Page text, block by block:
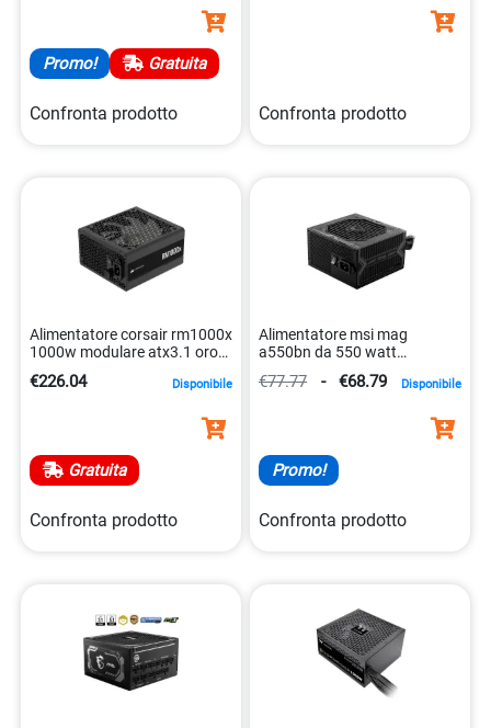
Promo! Gratuita
Confronta prodotto Confronta prodotto
Alimentatore corsair rm1000x
1000w modulare atx3.1 oro
€226.04 Disponibile
Gratuita
Confronta prodotto
Alimentatore msi mag
a550bn da 550 watt
4719072849603
€77.77 - €68.79 Disponibile
Promo!
Confronta prodotto